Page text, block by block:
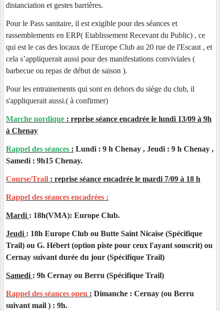
distanciation et gestes barrières.
Pour le Pass sanitaire, il est exigible pour des séances et
rassemblements en ERP( Etablissement Recevant du Public) , ce
qui est le cas des locaux de l'Europe Club au 20 rue de l'Escaut , et
cela s’appliquerait aussi pour des manifestations conviviales (
barbecue ou repas de début de saison ).
Pour les entrainements qui sont en dehors du siége du club, il
s'appliquerait aussi.( à confirmer)
Marche nordique : reprise séance encadrée le lundi 13/09 à 9h
à Chenay
Rappel des séances : Lundi : 9 h Chenay , Jeudi : 9 h Chenay ,
Samedi : 9h15 Chenay.
Course/Trail : reprise séance encadrée le mardi 7/09 à 18 h
Rappel des séances encadrées :
Mardi : 18h(VMA): Europe Club.
Jeudi : 18h Europe Club ou Butte Saint Nicaise (Spécifique
Trail) ou G. Hébert (option piste pour ceux l'ayant souscrit) ou
Cernay suivant durée du jour (Spécifique Trail)
Samedi : 9h Cernay ou Berru (Spécifique Trail)
Rappel des séances open : Dimanche : Cernay (ou Berru
suivant mail ) : 9h.